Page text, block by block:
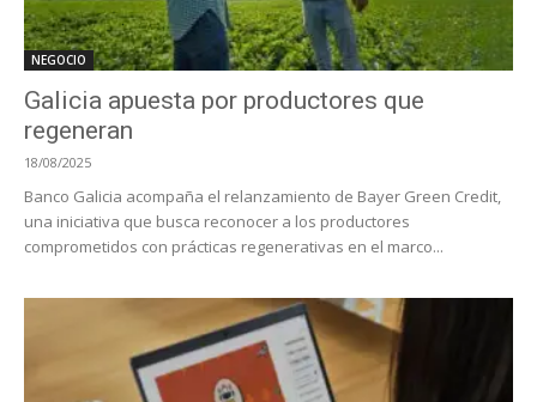
NEGOCIO
Galicia apuesta por productores que
regeneran
18/08/2025
Banco Galicia acompaña el relanzamiento de Bayer Green Credit,
una iniciativa que busca reconocer a los productores
comprometidos con prácticas regenerativas en el marco...